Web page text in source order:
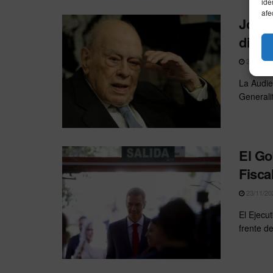
Jordi
24/11/
La
El
23/11/
El
frente